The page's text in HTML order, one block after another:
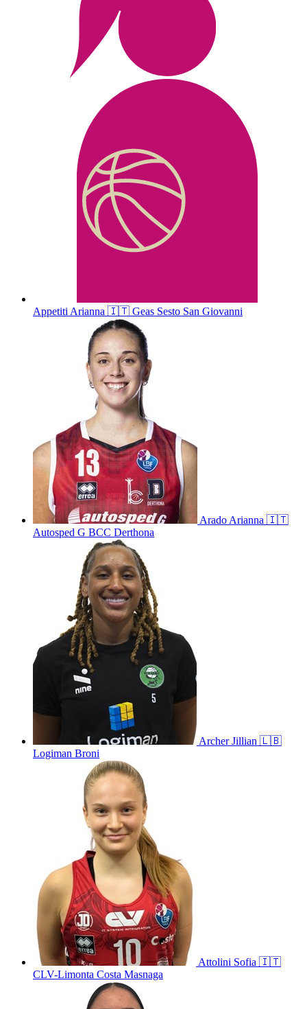
AppetitiArianna 🇮🇹 Geas Sesto San Giovanni
AradoArianna 🇮🇹
Autosped G BCC Derthona
ArcherJillian 🇱🇧
Logiman Broni
Attolini Sofia 🇮🇹
CLV-Limonta Costa Masnaga